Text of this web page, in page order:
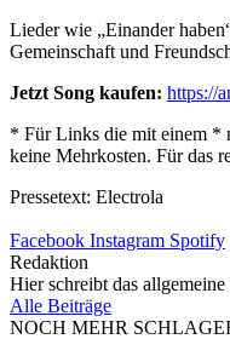
Lieder wie „Einander
Gemeinschaft und
Jetzt Song kaufen: https://
* Für Links die mit einem *
keine Mehrkosten. Für das
Pressetext: Electrola
Facebook Instagram Spotify
Redaktion
Hier schreibt das
Alle Beiträge
NOCH MEHR